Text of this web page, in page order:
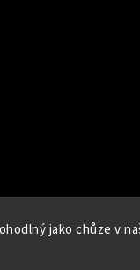
jako chůze v